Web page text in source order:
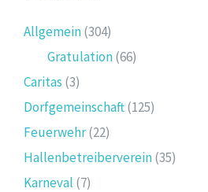
Allgemein(304)
Gratulation(66)
Caritas (3)
Dorfgemeinschaft(125)
Feuerwehr(22)
Hallenbetreiberverein(35)
Karneval (7)